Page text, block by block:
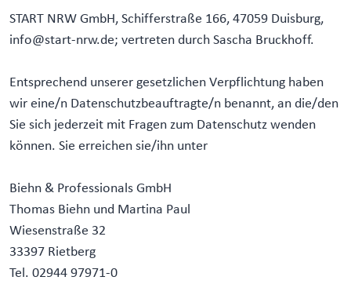
START NRW GmbH, Schifferstraße 166, 47059 Duisburg,
info@start-nrw.de; vertreten durch Sascha Bruckhoff.
Entsprechend unserer gesetzlichen Verpflichtung haben
wir eine/n Datenschutzbeauftragte/n benannt, an die/den
Sie sich jederzeit mit Fragen zum Datenschutz wenden
können. Sie erreichen sie/ihn unter
Biehn & Professionals GmbH
Thomas Biehn und Martina Paul
Wiesenstraße 32
33397 Rietberg
Tel. 02944 97971-0